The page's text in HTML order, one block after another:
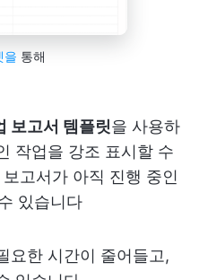
을 통해
보고서 템플릿을 사용하
작업을 강조 표시할 수
고서가 아직 진행 중인
있습니다
요한 시간이 줄어들고,